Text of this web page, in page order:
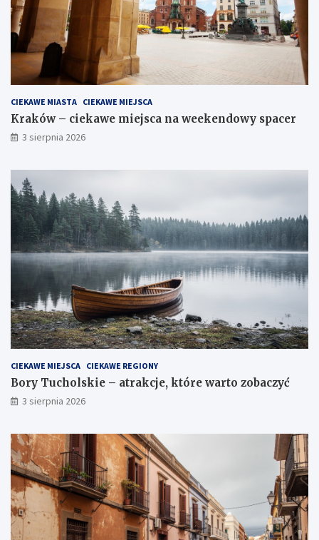
CIEKAWE MIASTA CIEKAWE MIEJSCA
Kraków – ciekawe miejsca na weekendowy spacer
3 sierpnia 2026
CIEKAWE MIEJSCA CIEKAWE REGIONY
Bory Tucholskie – atrakcje, które warto zobaczyć
3 sierpnia 2026